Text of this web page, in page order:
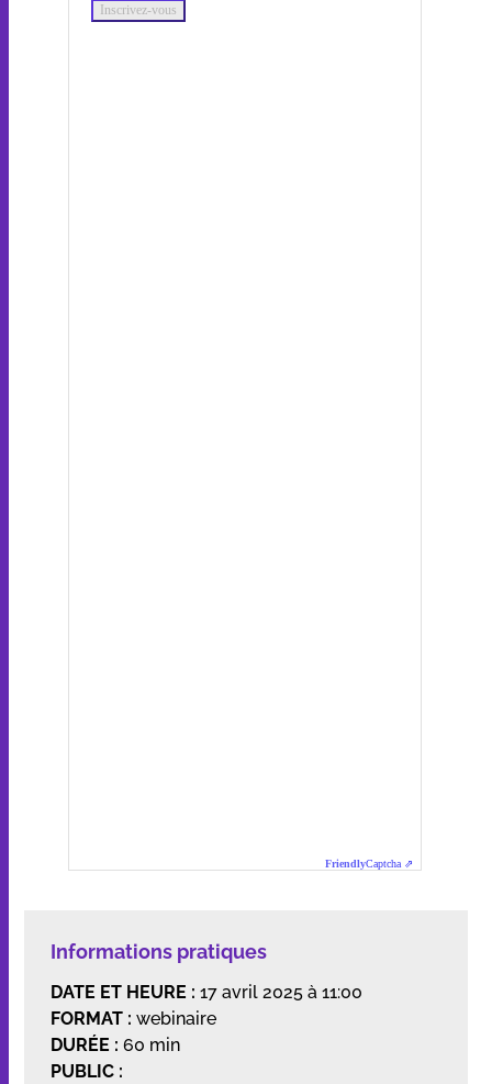
Informations pratiques
DATE ET HEURE : 17 avril 2025 à 11:00
FORMAT : webinaire
DURÉE : 60 min
PUBLIC :